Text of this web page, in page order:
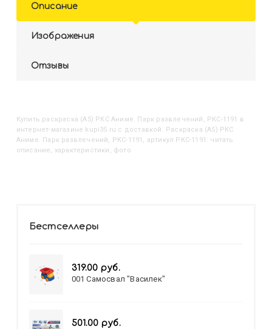
Описание
Изображения
Отзывы
Купить Раскраска (А5) РКС Аниме. Парк развлечений, РКС-1191 в
интернет-магазине kupi35.ru с доставкой. Раскраска (А5) РКС
Аниме. Парк развлечений, РКС-1191, артикул РКС-1191: читать
описание, характеристики, фото
Бестселлеры
319.00 руб.
001 Самосвал "Василек"
501.00 руб.